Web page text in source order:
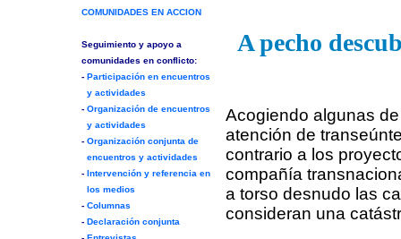
A pecho
Acogiendo algunas
atención de
contrario a los
compañía
a torso desnudo las
consideran una